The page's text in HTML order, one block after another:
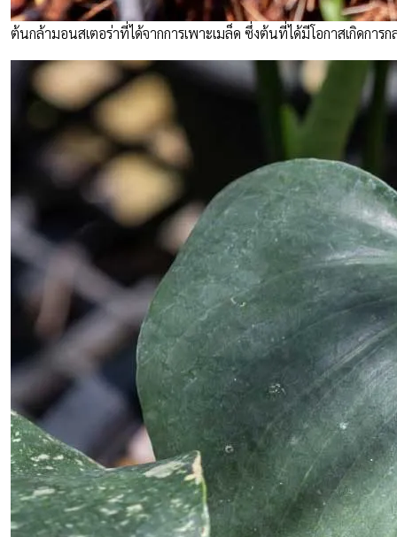
ต้นกล้ามอนสเตอร่าที่ได้จากการเพาะเมล็ด ซึ่งต้นที่ได้มีโอกาสเกิดการ